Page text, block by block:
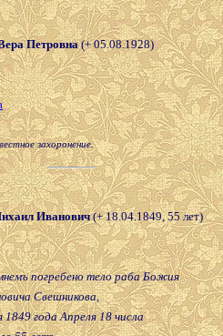
Петровна(+ 05.08.1928)
захоронение.
Иванович(+ 18.04.1849, 55 лет)
погребено тело раба Божия
Свешникова,
1849 года Апреля 18 числа